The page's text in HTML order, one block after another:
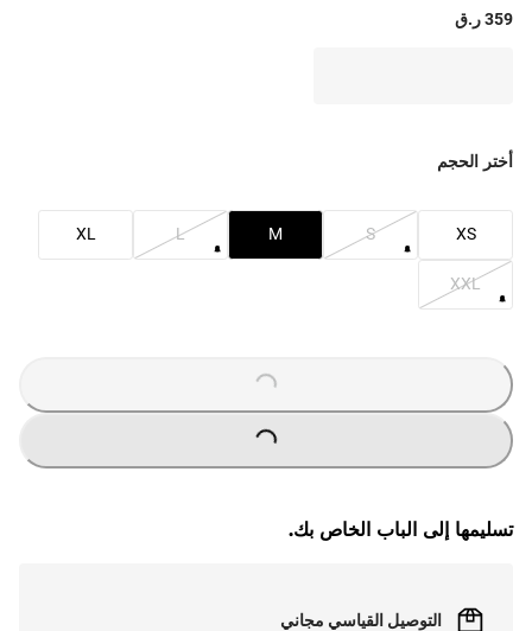
359 ر.ق
أختر الحجم
XS
S
M
L
XL
XXL
L
...
LO
A
D
IN
G
...
تسليمها إلى الباب الخاص بك.
التوصيل القياسي مجاني